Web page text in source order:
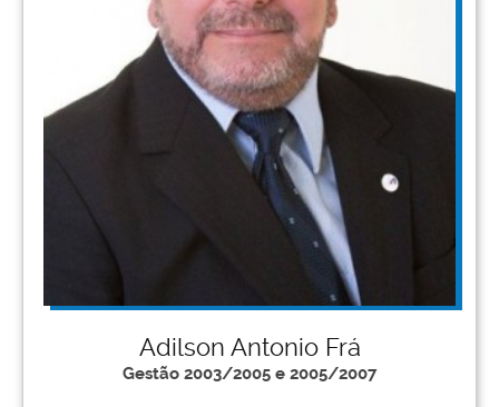
Adilson Antonio Frá
Gestão 2003/2005 e 2005/2007